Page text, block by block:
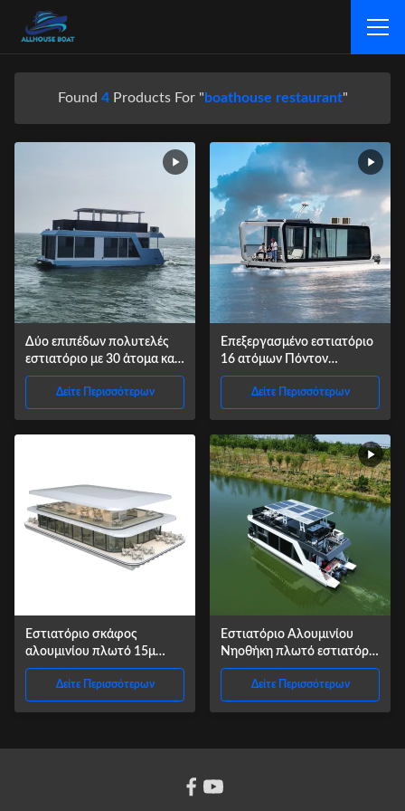
Found 4Products For " boathouse restaurant"
Δύο επιπέδων πολυτελές
εστιατόριο με 30 άτομα και
κατασκευή από αλουμίνιο
Δείτε Περισσότερων
Επεξεργασμένο εστιατόριο
16 ατόμων Πόντον
εστιατόριο για αξιοθέατα
Δείτε Περισσότερων
Εστιατόριο σκάφος
αλουμινίου πλωτό 15μ
πλάτος με χωρητικότητα
200 ατόμων για φαγητό και
εκδηλώσεις
Δείτε Περισσότερων
Εστιατόριο Αλουμινίου
Νηοθήκη πλωτό εστιατόριο
για κομψή γευστική
εμπειρίαΔείτε Περισσότερων